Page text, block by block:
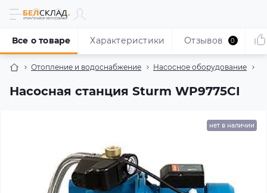
Отопление и водоснабжение Насосное оборудование
Насосная станция Sturm WP9775CI
Все о товаре Характеристики Отзывов 0
нет в наличии